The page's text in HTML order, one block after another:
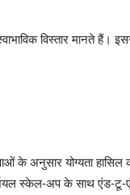
विस्तार मानते हैं।
के अनुसार योग्यता हासिल
स्केल-अप के साथ एंड-टू-